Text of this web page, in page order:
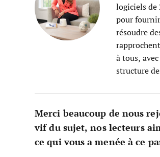
logiciels
pour
résoudre
à tous,
structure
Merci beaucoup de nous
vif du sujet, nos lecteurs
ce qui vous a menée à ce